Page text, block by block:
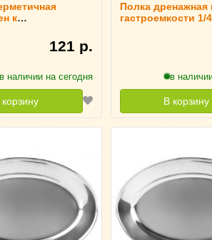
к
TouchLife, 213504
121 р.
наличии на сегодня
Полка дренажная
гастроемкости 1/
в
В корзину